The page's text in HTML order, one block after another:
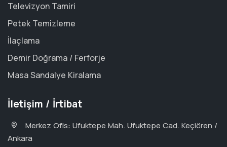
Televizyon Tamiri
Petek Temizleme
İlaçlama
Demir Doğrama / Ferforje
Masa Sandalye Kiralama
İletişim / İrtibat
Merkez Ofis: Ufuktepe Mah. Ufuktepe Cad. Keçiören /
Ankara